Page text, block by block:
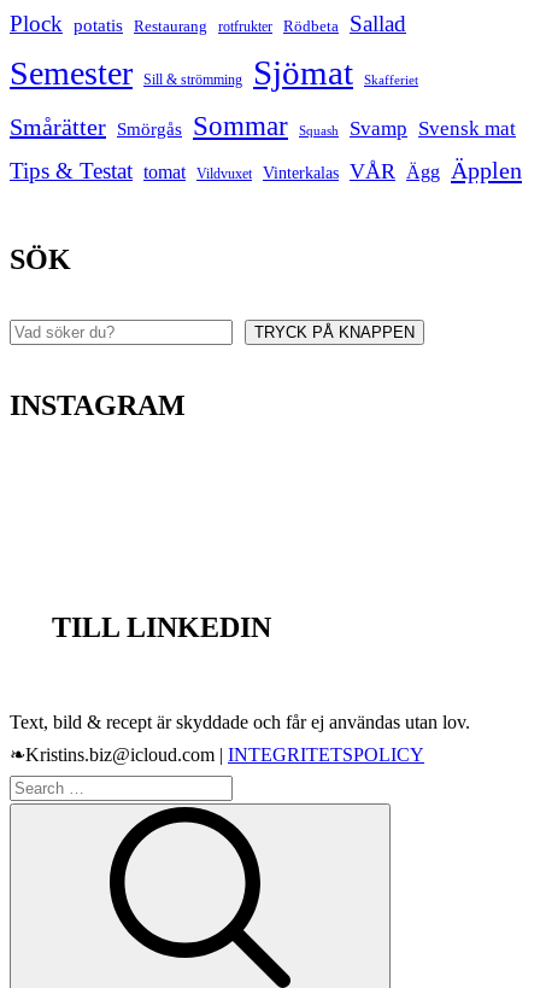
Plock potatis Restaurang rotfrukter Rödbeta Sallad
Semester Sill & strömming Sjömat Skafferiet
Smårätter Smörgås Sommar Squash Svamp Svensk mat
Tips & Testat tomat Vildvuxet Vinterkalas VÅR Ägg Äpplen
SÖK
Sök TRYCK PÅ KNAPPEN
INSTAGRAM
TILL LINKEDIN
Text, bild & recept är skyddade och får ej användas utan lov.
❧Kristins.biz@icloud.com | INTEGRITETSPOLICY
Search